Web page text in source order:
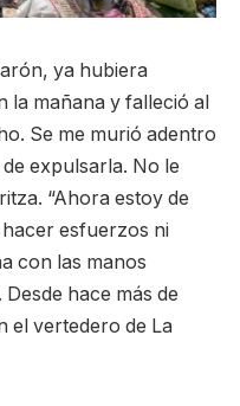
ya hubiera
la mañana y falleció al
Se me murió adentro
expulsarla. No le
“Ahora estoy de
esfuerzos ni
con las manos
hace más de
el vertedero de La